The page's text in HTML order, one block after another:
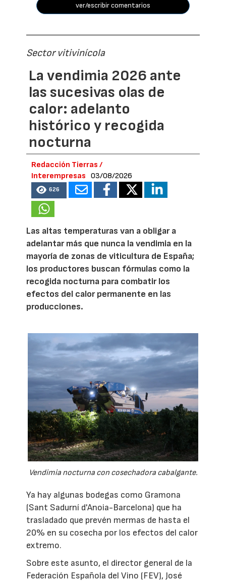
ver/escribir comentarios
Sector vitivinícola
La vendimia 2026 ante
las sucesivas olas de
calor: adelanto
histórico y recogida
nocturna
Redacción Tierras /
Interempresas
03/08/2026
626
Las altas temperaturas van a obligar a
adelantar más que nunca la vendimia en la
mayoría de zonas de viticultura de España;
los productores buscan fórmulas como la
recogida nocturna para combatir los
efectos del calor permanente en las
producciones.
Vendimia nocturna con cosechadora cabalgante.
Ya hay algunas bodegas como Gramona
(Sant Sadurní d'Anoia-Barcelona) que ha
trasladado que prevén mermas de hasta el
20% en su cosecha por los efectos del calor
extremo.
Sobre este asunto, el director general de la
Federación Española del Vino (FEV), José